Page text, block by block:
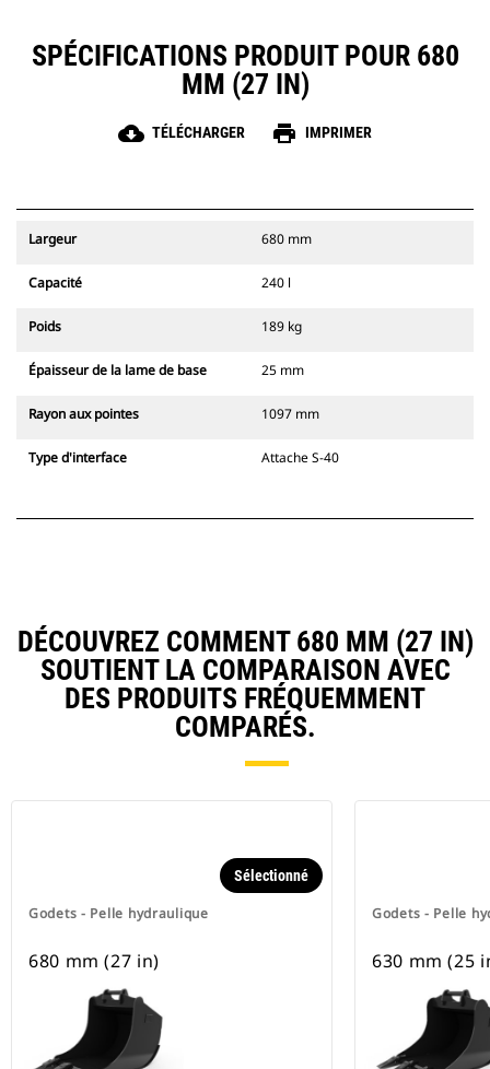
SPÉCIFICATIONS PRODUIT POUR 680
MM (27 IN)
cloud_download TÉLÉCHARGER print IMPRIMER
Largeur 680 mm
Capacité 240 l
Poids 189 kg
Épaisseur de la lame de base 25 mm
Rayon aux pointes 1097 mm
Type d'interface Attache S-40
DÉCOUVREZ COMMENT 680 MM (27 IN)
SOUTIENT LA COMPARAISON AVEC
DES PRODUITS FRÉQUEMMENT
COMPARÉS.
Godets - Pelle hydraulique
Sélectionné
680 mm (27 in)
Godets - Pelle
630 mm (25